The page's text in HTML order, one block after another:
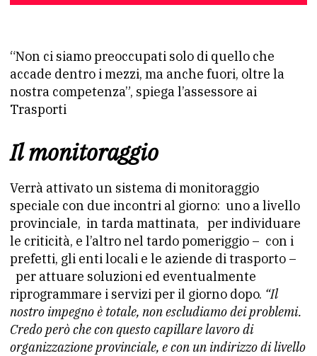
“Non ci siamo preoccupati solo di quello che
accade dentro i mezzi, ma anche fuori, oltre la
nostra competenza”, spiega l’assessore ai
Trasporti
Il monitoraggio
Verrà attivato un sistema di monitoraggio
speciale con due incontri al giorno: uno a livello
provinciale, in tarda mattinata, per individuare
le criticità, e l’altro nel tardo pomeriggio – con i
prefetti, gli enti locali e le aziende di trasporto –
per attuare soluzioni ed eventualmente
riprogrammare i servizi per il giorno dopo. “Il
nostro impegno è totale, non escludiamo dei problemi.
Credo però che con questo capillare lavoro di
organizzazione provinciale, e con un indirizzo di livello